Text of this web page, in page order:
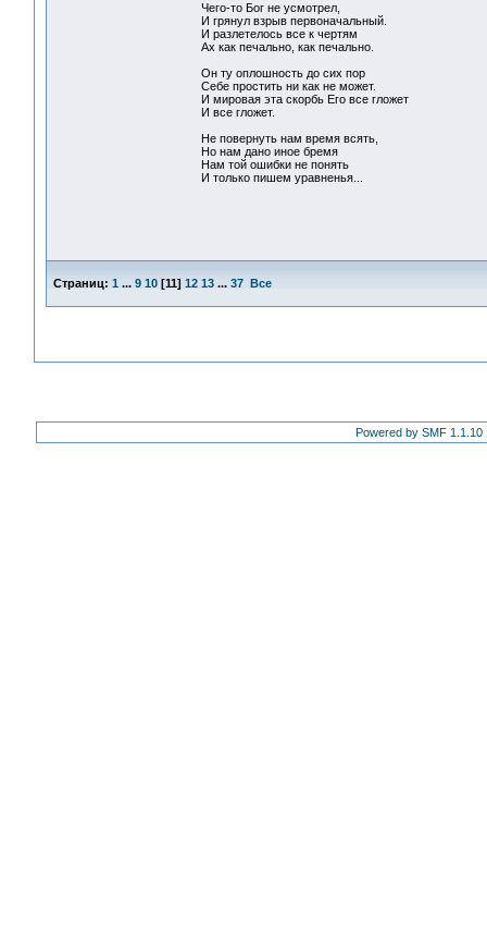
Чего-то Бог не усмотрел,
И грянул взрыв первоначальный.
И разлетелось все к чертям
Ах как печально, как печально.
Он ту оплошность до сих пор
Себе простить ни как не может.
И мировая эта скорбь Его все гложет
И все гложет.
Не повернуть нам время всять,
Но нам дано иное бремя
Нам той ошибки не понять
И только пишем уравненья...
Страниц: 1 ... 9 10 [11] 12 13 ... 37 Все
Powered by SMF 1.1.10